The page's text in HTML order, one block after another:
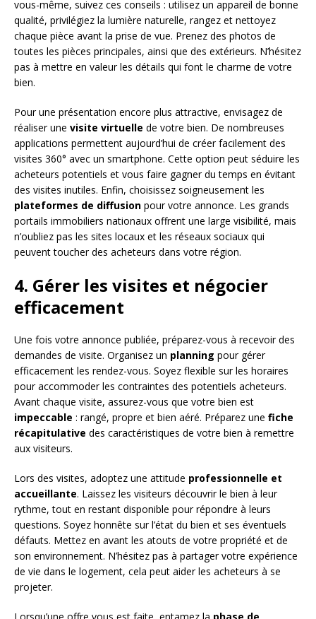
vous-même, suivez ces conseils : utilisez un appareil de bonne
qualité, privilégiez la lumière naturelle, rangez et nettoyez
chaque pièce avant la prise de vue. Prenez des photos de
toutes les pièces principales, ainsi que des extérieurs. N’hésitez
pas à mettre en valeur les détails qui font le charme de votre
bien.
Pour une présentation encore plus attractive, envisagez de
réaliser une visite virtuelle de votre bien. De nombreuses
applications permettent aujourd’hui de créer facilement des
visites 360° avec un smartphone. Cette option peut séduire les
acheteurs potentiels et vous faire gagner du temps en évitant
des visites inutiles. Enfin, choisissez soigneusement les
plateformes de diffusion pour votre annonce. Les grands
portails immobiliers nationaux offrent une large visibilité, mais
n’oubliez pas les sites locaux et les réseaux sociaux qui
peuvent toucher des acheteurs dans votre région.
4. Gérer les visites et négocier
efficacement
Une fois votre annonce publiée, préparez-vous à recevoir des
demandes de visite. Organisez un planning pour gérer
efficacement les rendez-vous. Soyez flexible sur les horaires
pour accommoder les contraintes des potentiels acheteurs.
Avant chaque visite, assurez-vous que votre bien est
impeccable : rangé, propre et bien aéré. Préparez une fiche
récapitulative des caractéristiques de votre bien à remettre
aux visiteurs.
Lors des visites, adoptez une attitude professionnelle et
accueillante. Laissez les visiteurs découvrir le bien à leur
rythme, tout en restant disponible pour répondre à leurs
questions. Soyez honnête sur l’état du bien et ses éventuels
défauts. Mettez en avant les atouts de votre propriété et de
son environnement. N’hésitez pas à partager votre expérience
de vie dans le logement, cela peut aider les acheteurs à se
projeter.